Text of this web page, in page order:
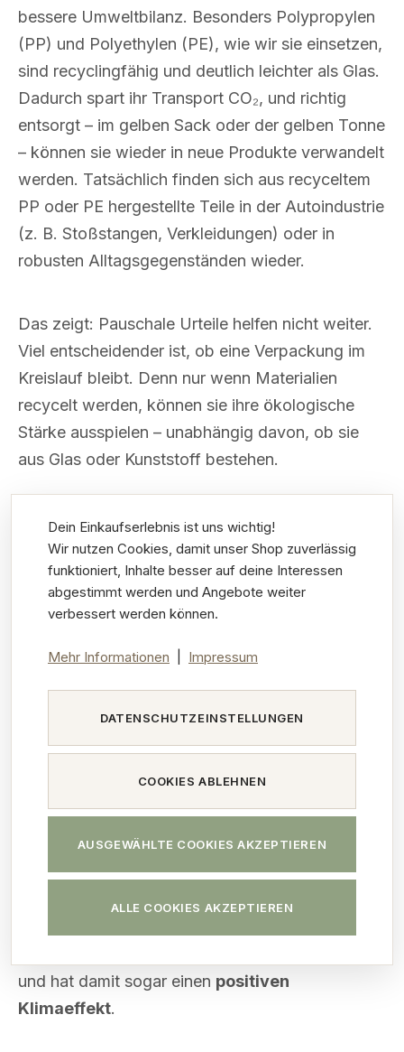
bessere Umweltbilanz. Besonders Polypropylen
(PP) und Polyethylen (PE), wie wir sie einsetzen,
sind recyclingfähig und deutlich leichter als Glas.
Dadurch spart ihr Transport CO₂, und richtig
entsorgt – im gelben Sack oder der gelben Tonne
– können sie wieder in neue Produkte verwandelt
werden. Tatsächlich finden sich aus recyceltem
PP oder PE hergestellte Teile in der Autoindustrie
(z. B. Stoßstangen, Verkleidungen) oder in
robusten Alltagsgegenständen wieder.
Das zeigt: Pauschale Urteile helfen nicht weiter.
Viel entscheidender ist, ob eine Verpackung im
Kreislauf bleibt. Denn nur wenn Materialien
recycelt werden, können sie ihre ökologische
Stärke ausspielen – unabhängig davon, ob sie
aus Glas oder Kunststoff bestehen.
3. Green-PE – Verpackung aus
Zuckerrohr statt Erdöl
Kunststoffe müssen nicht zwangsläufig auf Erdöl
und Umwelt bietet.
Der Rohstoff stammt aus Zuckerrohr, einer
genügsamen Pflanze, die beim Wachsen bereits
CO₂ aus der Luft bindet. Für die Herstellung von
Green-PE werden keine fossilen Brennstoffe
benötigt – die Energie entsteht größtenteils aus
und hat damit sogar einen positiven
Klimaeffekt.
Dein Einkaufserlebnis ist uns wichtig!
Wir nutzen Cookies, damit unser Shop zuverlässig
funktioniert, Inhalte besser auf deine Interessen
abgestimmt werden und Angebote weiter
verbessert werden können.
Mehr Informationen Impressum
DATENSCHUTZEINSTELLUNGEN
COOKIES ABLEHNEN
AUSGEWÄHLTE COOKIES AKZEPTIEREN
ALLE COOKIES AKZEPTIEREN